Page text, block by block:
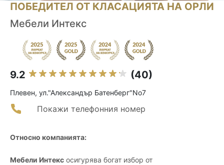
ПОБЕДИТЕЛ ОТ КЛАСАЦИЯТА НА ОРЛИ
Мебели Интекс
9.2 (40)
Плевен, ул."Александър Батенберг"No7
Покажи телефонния номер
Относно компанията:
Мебели Интекс осигурява богат избор от